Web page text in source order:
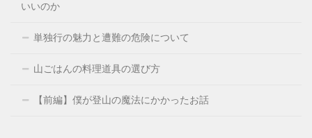
いいのか
単独行の魅力と遭難の危険について
山ごはんの料理道具の選び方
【前編】僕が登山の魔法にかかったお話